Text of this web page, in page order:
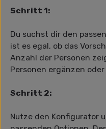
Schritt 1:
Du suchst dir den
ist es egal, ob das
Anzahl der Personen
Personen ergänzen
Schritt 2:
Nutze den Konfigurator